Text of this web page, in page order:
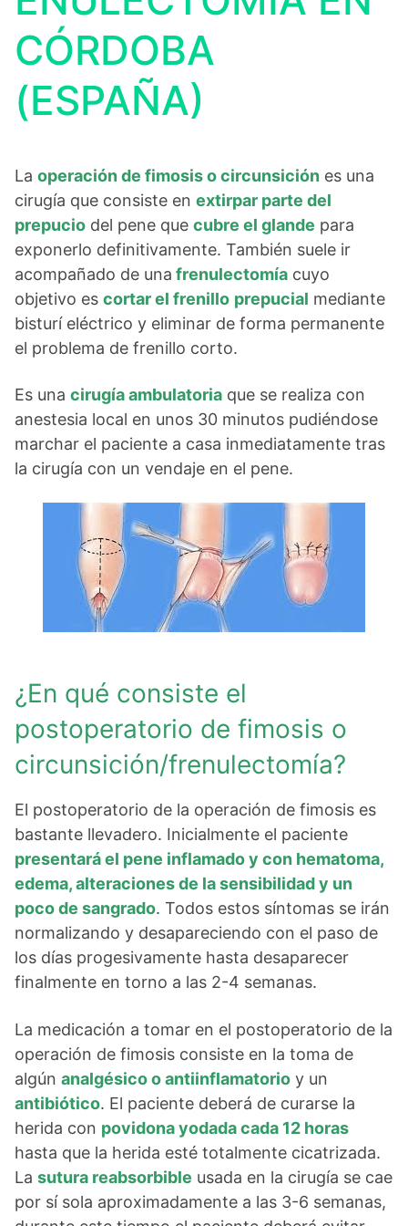
CÓRDOBA
(ESPAÑA)
La operación de fimosis o circunsición es una
cirugía que consiste en extirpar parte del
prepucio del pene que cubre el glande para
exponerlo definitivamente. También suele ir
acompañado de una frenulectomía cuyo
objetivo es cortar el frenillo prepucial mediante
bisturí eléctrico y eliminar de forma permanente
el problema de frenillo corto.
Es una cirugía ambulatoria que se realiza con
anestesia local en unos 30 minutos pudiéndose
marchar el paciente a casa inmediatamente tras
la cirugía con un vendaje en el pene.
¿En qué consiste el
postoperatorio de fimosis o
circunsición/frenulectomía?
El postoperatorio de la operación de fimosis es
bastante llevadero. Inicialmente el paciente
presentará el pene inflamado y con hematoma,
edema, alteraciones de la sensibilidad y un
poco de sangrado. Todos estos síntomas se irán
normalizando y desapareciendo con el paso de
los días progesivamente hasta desaparecer
finalmente en torno a las 2-4 semanas.
La medicación a tomar en el postoperatorio de la
operación de fimosis consiste en la toma de
algún analgésico o antiinflamatorio y un
antibiótico. El paciente deberá de curarse la
herida con povidona yodada cada 12 horas
hasta que la herida esté totalmente cicatrizada.
La sutura reabsorbible usada en la cirugía se cae
por sí sola aproximadamente a las 3-6 semanas,